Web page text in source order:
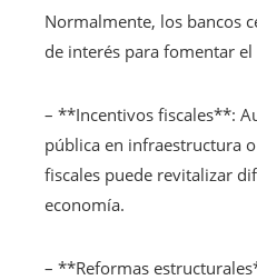
Normalmente, los bancos
de interés para fomentar
– **Incentivos fiscales**:
pública en infraestructura
fiscales puede revitalizar
economía.
– **Reformas